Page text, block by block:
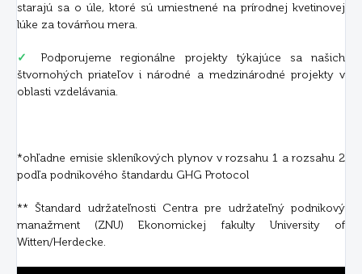
starajú sa o úle, ktoré sú umiestnené na prírodnej kvetinovej
lúke za továrňou mera.
✓
Podporujeme regionálne projekty týkajúce sa našich
štvornohých priateľov i národné a medzinárodné projekty v
oblasti vzdelávania.
*ohľadne emisie skleníkových plynov v rozsahu 1 a rozsahu 2
podľa podnikového štandardu GHG Protocol
** Štandard udržateľnosti Centra pre udržateľný podnikový
manažment (ZNU) Ekonomickej fakulty University of
Witten/Herdecke.